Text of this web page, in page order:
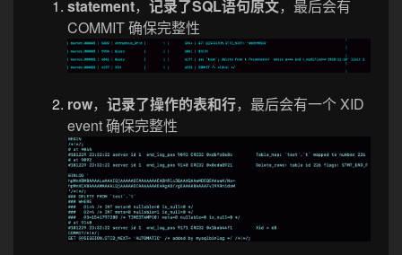
statement， 记录了SQL语句原文，最后会有
COMMIT 确保完整性
row， 记录了操作的表和行，最后会有一个 XID
event 确保完整性